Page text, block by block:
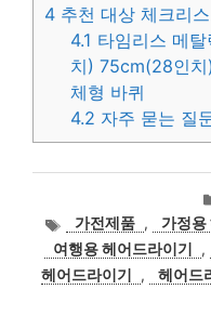
4 추천 대상 체크리
4.1 타임리스 메
치) 75cm(28인치
체형 바퀴
4.2 자주 묻는 질
태
그
가전제품 , 가정용
여행용 헤어드라이기
,
헤어드라이기
, 헤어드